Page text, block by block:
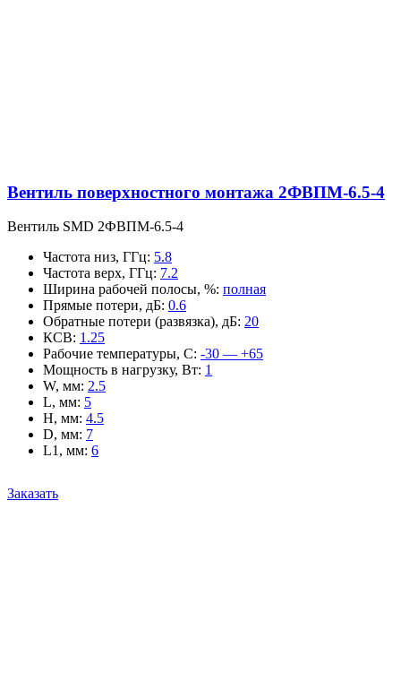
Вентиль поверхностного монтажа 2ФВПМ-6.5-4
Вентиль SMD 2ФВПМ-6.5-4
Частота низ, ГГц: 5.8
Частота верх, ГГц: 7.2
Ширина рабочей полосы, %: полная
Прямые потери, дБ: 0.6
Обратные потери (развязка), дБ: 20
КСВ: 1.25
Рабочие температуры, С: -30 — +65
Мощность в нагрузку, Вт: 1
W, мм: 2.5
L, мм: 5
H, мм: 4.5
D, мм: 7
L1, мм: 6
Заказать